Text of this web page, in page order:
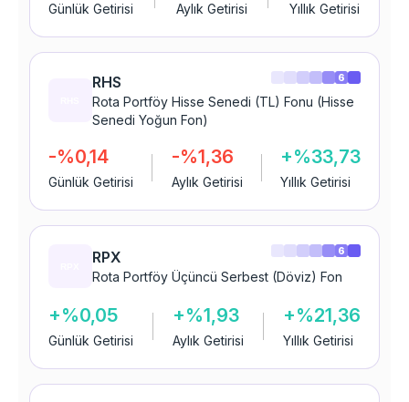
Günlük Getirisi Aylık Getirisi Yıllık Getirisi
RHS
Rota Portföy Hisse Senedi (TL) Fonu (Hisse
Senedi Yoğun Fon)
-%0,14
Günlük Getirisi
-%1,36
Aylık Getirisi
+%33,73
Yıllık Getirisi
6
RPX
Rota Portföy Üçüncü Serbest (Döviz) Fon
+%0,05
Günlük Getirisi
+%1,93
Aylık Getirisi
+%21,36
Yıllık Getirisi
6